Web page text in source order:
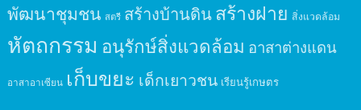
พัฒนาชุมชน สตรี สร้างบ้านดินสร้างฝาย สิ่งแวดล้อม
หัตถกรรม อนุรักษ์สิ่งแวดล้อม อาสาต่างแดน
อาสาอาเซียน เก็บขยะ เด็กเยาวชน เรียนรู้เกษตร